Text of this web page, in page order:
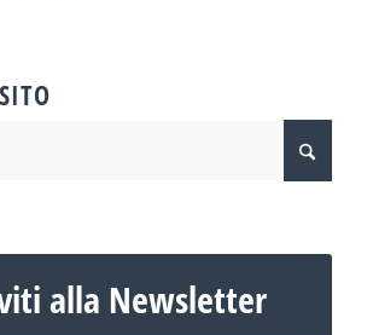
alla Newsletter